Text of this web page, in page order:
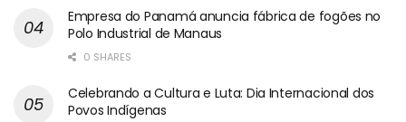
Empresa do Panamá anuncia fábrica de fogões no
Polo Industrial de Manaus
0 SHARES
Celebrando a Cultura e Luta: Dia Internacional dos
Povos Indígenas